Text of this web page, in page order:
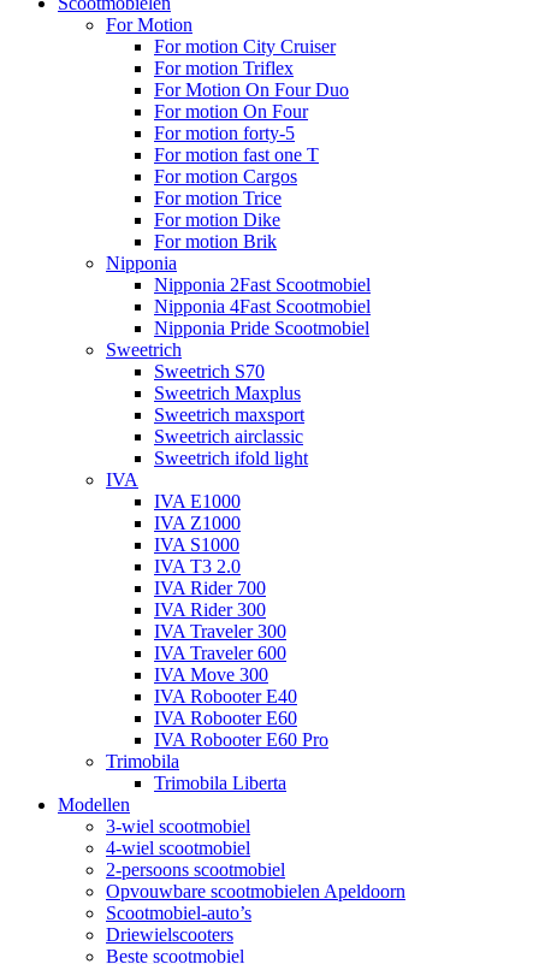
For Motion
For motion City Cruiser
For motion Triflex
For Motion On Four Duo
For motion On Four
For motion forty-5
For motion fast one T
For motion Cargos
For motion Trice
For motion Dike
For motion Brik
Nipponia
Nipponia 2Fast Scootmobiel
Nipponia 4Fast Scootmobiel
Nipponia Pride Scootmobiel
Sweetrich
Sweetrich S70
Sweetrich Maxplus
Sweetrich maxsport
Sweetrich airclassic
Sweetrich ifold light
IVA
IVA E1000
IVA Z1000
IVA S1000
IVA T3 2.0
IVA Rider 700
IVA Rider 300
IVA Traveler 300
IVA Traveler 600
IVA Move 300
IVA Robooter E40
IVA Robooter E60
IVA Robooter E60 Pro
Trimobila
Trimobila Liberta
Modellen
3-wiel scootmobiel
4-wiel scootmobiel
2-persoons scootmobiel
Opvouwbare scootmobielen Apeldoorn
Scootmobiel-auto’s
Driewielscooters
Beste scootmobiel